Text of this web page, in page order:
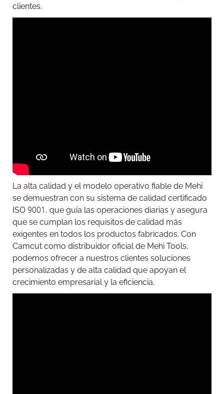
clientes.
La alta calidad y el modelo operativo fiable de Mehi
se demuestran con su sistema de calidad certificado
ISO 9001, que guía las operaciones diarias y asegura
que se cumplan los requisitos de calidad más
exigentes en todos los productos fabricados. Con
Camcut como distribuidor oficial de Mehi Tools,
podemos ofrecer a nuestros clientes soluciones
personalizadas y de alta calidad que apoyan el
crecimiento empresarial y la eficiencia.